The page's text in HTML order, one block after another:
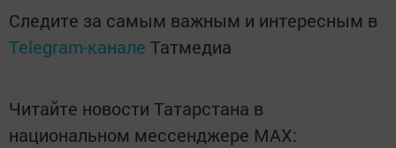
Следите за самым важным и интересным в
Telegram-канале Татмедиа
Читайте новости Татарстана в
национальном мессенджере MАХ: